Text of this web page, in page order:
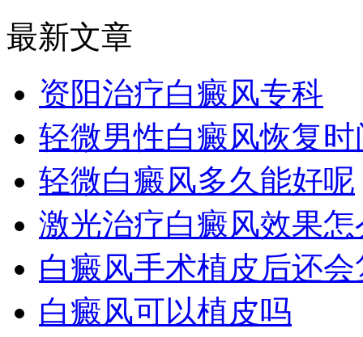
最新文章
资阳治疗白癜风专科
轻微男性白癜风恢复
轻微白癜风多久能好呢
激光治疗白癜风效果怎
白癜风手术植皮后还
白癜风可以植皮吗